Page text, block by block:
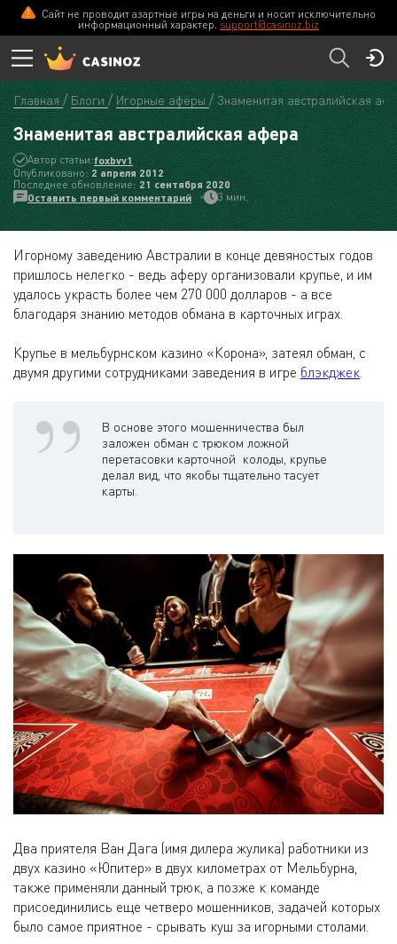
Сайт не проводит азартные игры на деньги и носит исключительно
информационный характер. support@casinoz.biz
Главная Блоги Игорные афёры Знаменитая австралийская
Знаменитая австралийская афера
Автор статьи:foxbvv1
Опубликовано:2 апреля 2012
Последнее обновление:21 сентября 2020
Оставить первый комментарий
3 мин.
Игорному заведению Австралии в конце девяностых годов
пришлось нелегко - ведь аферу организовали крупье, и им
удалось украсть более чем 270 000 долларов - а все
благодаря знанию методов обмана в карточных играх.
Крупье в мельбурнском казино «Корона», затеял обман, с
двумя другими сотрудниками заведения в игре блэкджек.
В основе этого мошенничества был
заложен обман с трюком ложной
перетасовки карточной колоды, крупье
делал вид, что якобы тщательно тасует
карты.
Два приятеля Ван Дага (имя дилера жулика) работники из
двух казино «Юпитер» в двух километрах от Мельбурна,
также применяли данный трюк, а позже к команде
присоединились еще четверо мошенников, задачей которых
было самое приятное - срывать куш за игорными столами.